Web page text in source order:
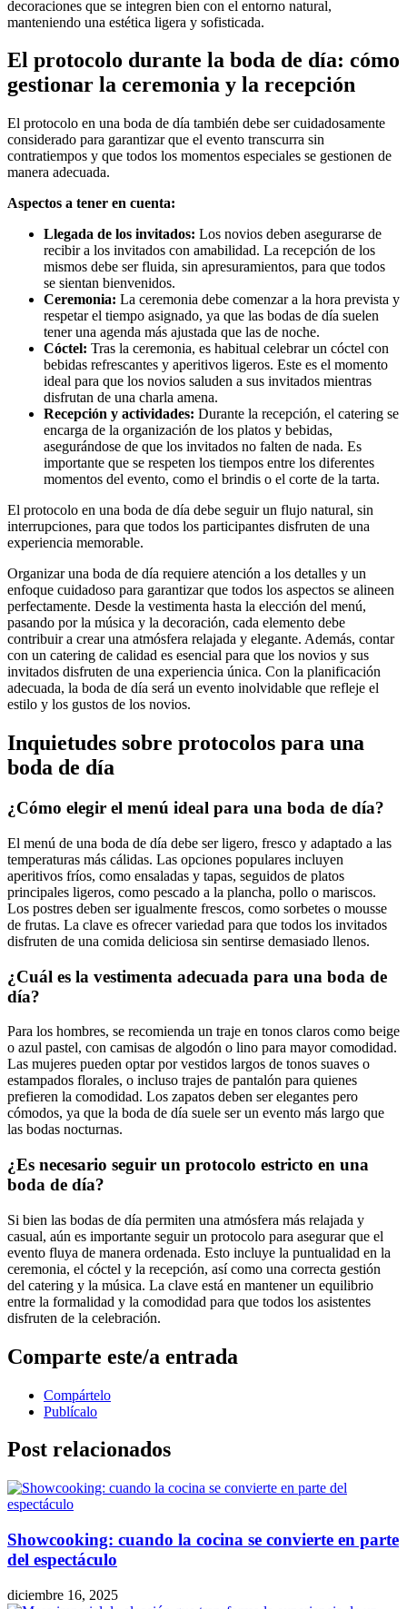
decoraciones que se integren bien con el entorno natural,
manteniendo una estética ligera y sofisticada.
El protocolo durante la boda de día: cómo
gestionar la ceremonia y la recepción
El protocolo en una boda de día también debe ser cuidadosamente
considerado para garantizar que el evento transcurra sin
contratiempos y que todos los momentos especiales se gestionen de
manera adecuada.
Aspectos a tener en cuenta:
Llegada de los invitados: Los novios deben asegurarse de
recibir a los invitados con amabilidad. La recepción de los
mismos debe ser fluida, sin apresuramientos, para que todos
se sientan bienvenidos.
Ceremonia: La ceremonia debe comenzar a la hora prevista y
respetar el tiempo asignado, ya que las bodas de día suelen
tener una agenda más ajustada que las de noche.
Cóctel: Tras la ceremonia, es habitual celebrar un cóctel con
bebidas refrescantes y aperitivos ligeros. Este es el momento
ideal para que los novios saluden a sus invitados mientras
disfrutan de una charla amena.
Recepción y actividades: Durante la recepción, el catering se
encarga de la organización de los platos y bebidas,
asegurándose de que los invitados no falten de nada. Es
importante que se respeten los tiempos entre los diferentes
momentos del evento, como el brindis o el corte de la tarta.
El protocolo en una boda de día debe seguir un flujo natural, sin
interrupciones, para que todos los participantes disfruten de una
experiencia memorable.
Organizar una boda de día requiere atención a los detalles y un
enfoque cuidadoso para garantizar que todos los aspectos se alineen
perfectamente. Desde la vestimenta hasta la elección del menú,
pasando por la música y la decoración, cada elemento debe
contribuir a crear una atmósfera relajada y elegante. Además, contar
con un catering de calidad es esencial para que los novios y sus
invitados disfruten de una experiencia única. Con la planificación
adecuada, la boda de día será un evento inolvidable que refleje el
estilo y los gustos de los novios.
Inquietudes sobre protocolos para una
boda de día
¿Cómo elegir el menú ideal para una boda de día?
El menú de una boda de día debe ser ligero, fresco y adaptado a las
temperaturas más cálidas. Las opciones populares incluyen
aperitivos fríos, como ensaladas y tapas, seguidos de platos
principales ligeros, como pescado a la plancha, pollo o mariscos.
Los postres deben ser igualmente frescos, como sorbetes o mousse
de frutas. La clave es ofrecer variedad para que todos los invitados
disfruten de una comida deliciosa sin sentirse demasiado llenos.
¿Cuál es la vestimenta adecuada para una boda de
día?
Para los hombres, se recomienda un traje en tonos claros como beige
o azul pastel, con camisas de algodón o lino para mayor comodidad.
Las mujeres pueden optar por vestidos largos de tonos suaves o
estampados florales, o incluso trajes de pantalón para quienes
prefieren la comodidad. Los zapatos deben ser elegantes pero
cómodos, ya que la boda de día suele ser un evento más largo que
las bodas nocturnas.
¿Es necesario seguir un protocolo estricto en una
boda de día?
Si bien las bodas de día permiten una atmósfera más relajada y
casual, aún es importante seguir un protocolo para asegurar que el
evento fluya de manera ordenada. Esto incluye la puntualidad en la
ceremonia, el cóctel y la recepción, así como una correcta gestión
del catering y la música. La clave está en mantener un equilibrio
entre la formalidad y la comodidad para que todos los asistentes
disfruten de la celebración.
Comparte este/a entrada
Compártelo
Publícalo
Post relacionados
Showcooking: cuando la cocina se convierte en parte
del espectáculo
diciembre 16, 2025